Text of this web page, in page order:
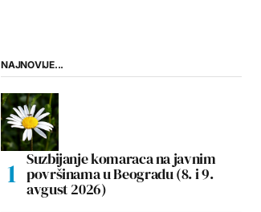
NAJNOVIJE...
Suzbijanje komaraca na javnim
površinama u Beogradu (8. i 9.
avgust 2026)